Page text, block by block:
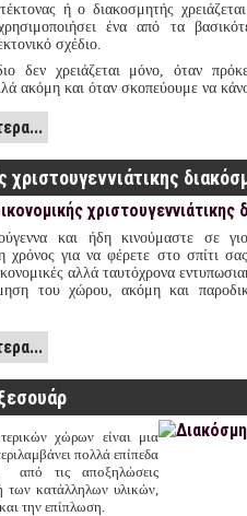
ή ο διακοσμητής
ένα από τα
σχέδιο.
δεν χρειάζεται μόνο, όταν
ακόμη και όταν σκοπεύουμε να
χριστουγεννιάτικης
και ήδη κινούμαστε σε
χρόνος για να φέρετε στο σπίτι
αλλά ταυτόχρονα
του χώρου, ακόμη και
χώρων είναι μια
πολλά επίπεδα
από τις αποξηλώσεις
των κατάλληλων υλικών,
την επίπλωση.